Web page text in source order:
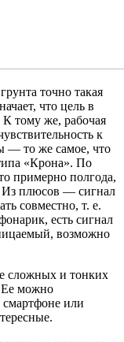
точно такая
что цель в
тому же, рабочая
к
— то же самое, что
«Крона». По
примерно полгода,
Из плюсов — сигнал
совместно, т. е.
есть сигнал
возможно
сложных и тонких
Ее можно
или